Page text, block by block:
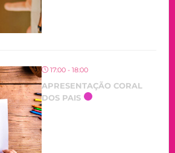
17:00 - 18:00
APRESENTAÇÃO CORAL
DOS PAIS